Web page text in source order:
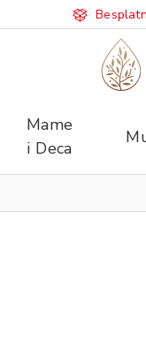
Mame
i Deca